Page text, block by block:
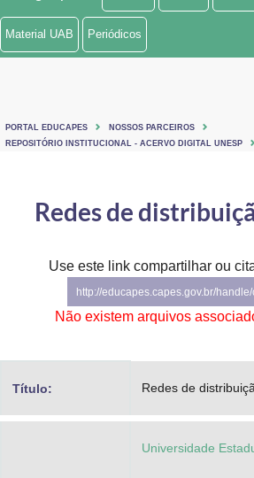
Ministério de Minas e Energia
Ministério do Turismo
Controladoria-Geral da União
Advocacia-Geral da União
Material UAB Periódicos
PORTAL EDUCAPES
NOSSOS PARCEIROS
REPOSITÓRIO INSTITUCIONAL - ACERVO DIGITAL UNESP
Redes de
Use este link compartilhar ou
http://educapes.capes.gov.br/
Não existem arquivos
Título: Redes de
Universidade